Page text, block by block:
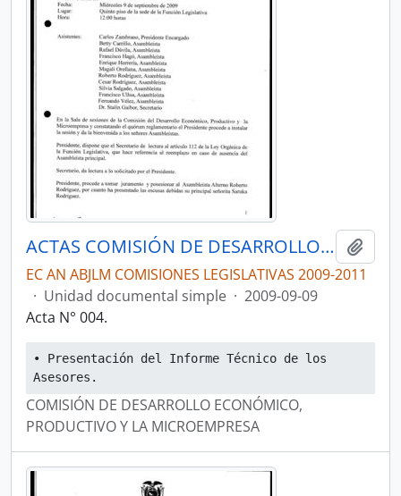
ACTAS COMISIÓN DE DESARROLLO ECONÓMICO, PRODUCTIVO Y LA MICROEMPRESA
EC AN ABJLM COMISIONES LEGISLATIVAS 2009-2011
· Unidad documental simple · 2009-09-09
Acta N° 004.
• Presentación del Informe Técnico de los
Asesores.
COMISIÓN DE DESARROLLO ECONÓMICO,
PRODUCTIVO Y LA MICROEMPRESA